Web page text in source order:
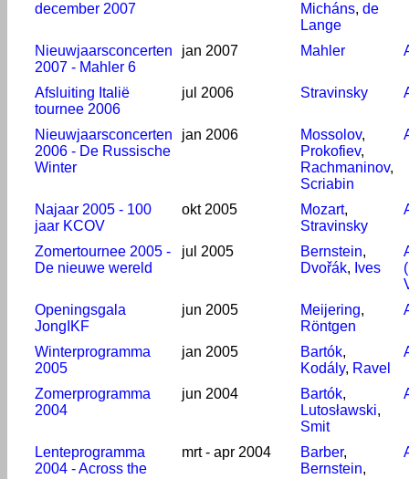
december 2007
Micháns, de
Lange
Nieuwjaarsconcerten
2007 - Mahler 6
jan 2007 Mahler
Afsluiting Italië
tournee 2006
jul 2006 Stravinsky
Nieuwjaarsconcerten
2006 - De Russische
Winter
jan 2006 Mossolov,
Prokofiev,
Rachmaninov,
Scriabin
Najaar 2005 - 100
jaar KCOV
okt 2005 Mozart,
Stravinsky
Zomertournee 2005 -
De nieuwe wereld
jul 2005 Bernstein,
Dvořák, Ives
Openingsgala
JongIKF
jun 2005 Meijering,
Röntgen
Winterprogramma
2005
jan 2005 Bartók,
Kodály, Ravel
Zomerprogramma
2004
jun 2004 Bartók,
Lutosławski,
Smit
Lenteprogramma
2004 - Across the
mrt - apr 2004 Barber,
Bernstein,